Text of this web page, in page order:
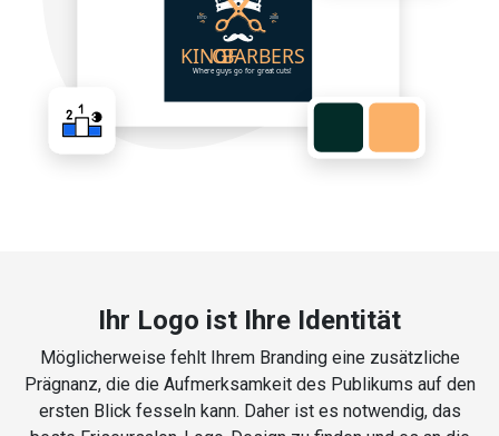
Ihr Logo ist Ihre Identität
Möglicherweise fehlt Ihrem Branding eine zusätzliche
Prägnanz, die die Aufmerksamkeit des Publikums auf den
ersten Blick fesseln kann. Daher ist es notwendig, das